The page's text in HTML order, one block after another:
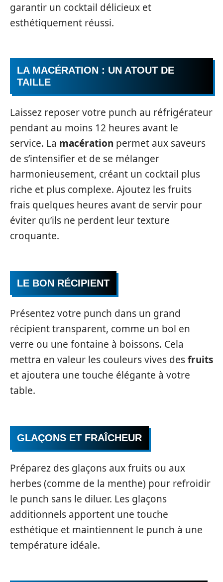
garantir un cocktail délicieux et
esthétiquement réussi.
LA MACÉRATION : UN ATOUT DE
TAILLE
Laissez reposer votre punch au réfrigérateur
pendant au moins 12 heures avant le
service. La macération permet aux saveurs
de s’intensifier et de se mélanger
harmonieusement, créant un cocktail plus
riche et plus complexe. Ajoutez les fruits
frais quelques heures avant de servir pour
éviter qu’ils ne perdent leur texture
croquante.
LE BON RÉCIPIENT
Présentez votre punch dans un grand
récipient transparent, comme un bol en
verre ou une fontaine à boissons. Cela
mettra en valeur les couleurs vives desfruits
et ajoutera une touche élégante à votre
table.
GLAÇONS ET FRAÎCHEUR
Préparez des glaçons aux fruits ou aux
herbes (comme de la menthe) pour refroidir
le punch sans le diluer. Les glaçons
additionnels apportent une touche
esthétique et maintiennent le punch à une
température idéale.